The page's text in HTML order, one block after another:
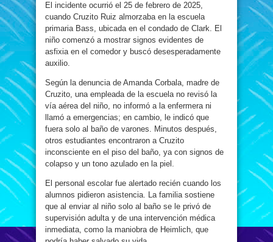
El incidente ocurrió el 25 de febrero de 2025,
cuando Cruzito Ruiz almorzaba en la escuela
primaria Bass, ubicada en el condado de Clark. El
niño comenzó a mostrar signos evidentes de
asfixia en el comedor y buscó desesperadamente
auxilio.
Según la denuncia de Amanda Corbala, madre de
Cruzito, una empleada de la escuela no revisó la
vía aérea del niño, no informó a la enfermera ni
llamó a emergencias; en cambio, le indicó que
fuera solo al baño de varones. Minutos después,
otros estudiantes encontraron a Cruzito
inconsciente en el piso del baño, ya con signos de
colapso y un tono azulado en la piel.
El personal escolar fue alertado recién cuando los
alumnos pidieron asistencia. La familia sostiene
que al enviar al niño solo al baño se le privó de
supervisión adulta y de una intervención médica
inmediata, como la maniobra de Heimlich, que